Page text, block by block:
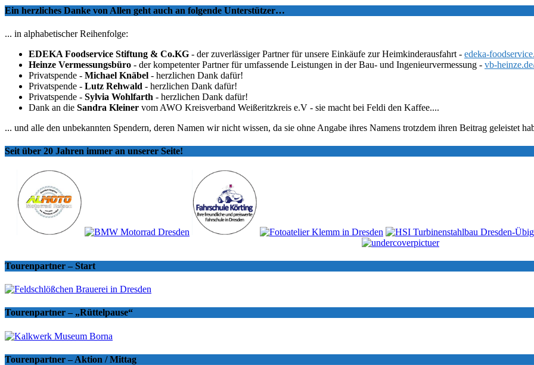
Ein herzliches Danke von Allen geht auch an folgende Unterstützer…
... in alphabetischer Reihenfolge:
EDEKA Foodservice Stiftung & Co.KG - der zuverlässiger Partner für unsere Einkäufe zur Heimkinderausfahrt - edeka-
Heinze Vermessungsbüro - der kompetenter Partner für umfassende Leistungen in der Bau- und Ingenieurvermessung - vb-
Privatspende - Michael Knäbel - herzlichen Dank dafür!
Privatspende - Lutz Rehwald - herzlichen Dank dafür!
Privatspende - Sylvia Wohlfarth - herzlichen Dank dafür!
Dank an die Sandra Kleiner vom AWO Kreisverband Weißeritzkreis e.V - sie macht bei Feldi den Kaffee....
... und alle den unbekannten Spendern, deren Namen wir nicht wissen, da sie ohne Angabe ihres Namens trotzdem ihren Beitrag geleistet
Seit über 20 Jahren immer an unserer Seite!
Tourenpartner – Start
Tourenpartner – „Rüttelpause“
Tourenpartner – Aktion / Mittag